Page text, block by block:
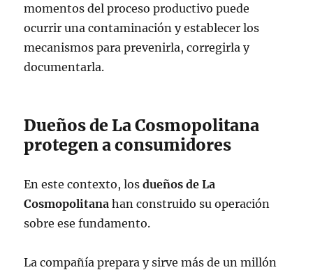
momentos del proceso productivo puede
ocurrir una contaminación y establecer los
mecanismos para prevenirla, corregirla y
documentarla.
Dueños de La Cosmopolitana
protegen a consumidores
En este contexto, losdueños de La
Cosmopolitana han construido su operación
sobre ese fundamento.
La compañía prepara y sirve más de un millón